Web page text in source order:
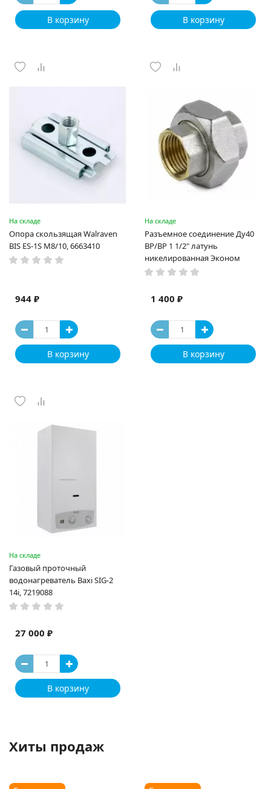
В корзину В корзину
На складе
Опора скользящая Walraven
BIS ES-1S M8/10, 6663410
944 ₽
В корзину
На складе
Разъемное соединение Ду40
ВР/ВР 1 1/2" латунь
никелированная Эконом
1 400 ₽
В корзину
На складе
Газовый проточный
водонагреватель Baxi SIG-2
14i, 7219088
27 000 ₽
В корзину
Хиты продаж